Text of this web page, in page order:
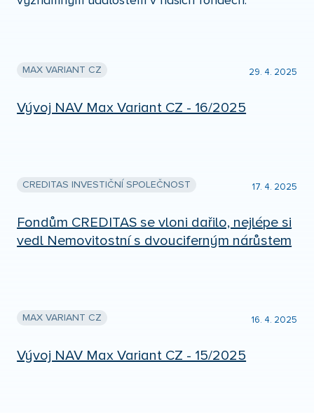
MAX VARIANT CZ 29. 4. 2025
Vývoj NAV Max Variant CZ - 16/2025
CREDITAS INVESTIČNÍ SPOLEČNOST 17. 4. 2025
Fondům CREDITAS se vloni dařilo, nejlépe si
vedl Nemovitostní s dvouciferným nárůstem
MAX VARIANT CZ 16. 4. 2025
Vývoj NAV Max Variant CZ - 15/2025